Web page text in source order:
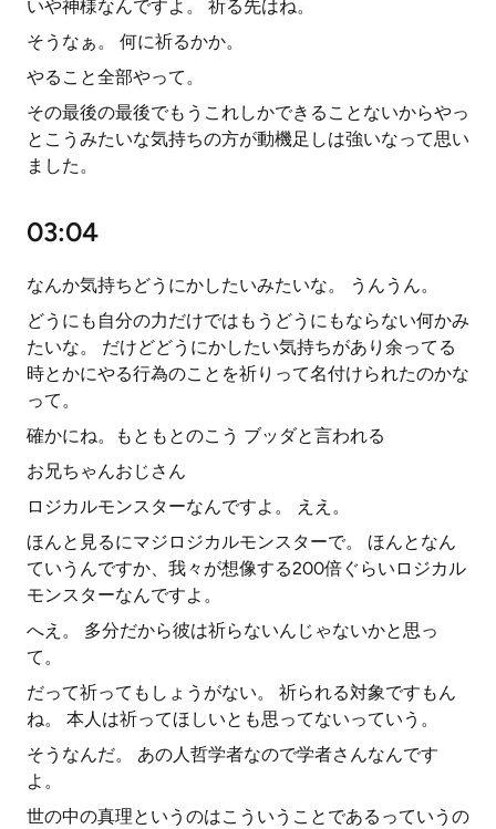
いや神様なんですよ。 祈る先はね。
そうなぁ。 何に祈るかか。
やること全部やって。
その最後の最後でもうこれしかできることないからやっ
とこうみたいな気持ちの方が動機足しは強いなって思い
ました。
03:04
なんか気持ちどうにかしたいみたいな。 うんうん。
どうにも自分の力だけではもうどうにもならない何かみ
たいな。 だけどどうにかしたい気持ちがあり余ってる
時とかにやる行為のことを祈りって名付けられたのかな
って。
確かにね。もともとのこう ブッダと言われる
お兄ちゃんおじさん
ロジカルモンスターなんですよ。 ええ。
ほんと見るにマジロジカルモンスターで。 ほんとなん
ていうんですか、我々が想像する200倍ぐらいロジカル
モンスターなんですよ。
へえ。 多分だから彼は祈らないんじゃないかと思っ
て。
だって祈ってもしょうがない。 祈られる対象ですもん
ね。 本人は祈ってほしいとも思ってないっていう。
そうなんだ。 あの人哲学者なので学者さんなんです
よ。
世の中の真理というのはこういうことであるっていうの